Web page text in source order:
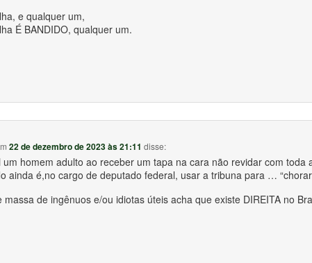
e qualquer um,
É BANDIDO, qualquer um.
22 de dezembro de 2023 às 21:11 disse:
um homem adulto ao receber um tapa na cara não revidar com toda
ainda é,no cargo de deputado federal, usar a tribuna para …
massa de ingênuos e/ou idiotas úteis acha que existe DIREITA no